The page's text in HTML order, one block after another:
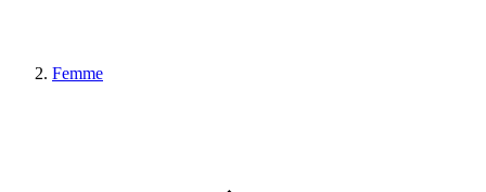
Femme